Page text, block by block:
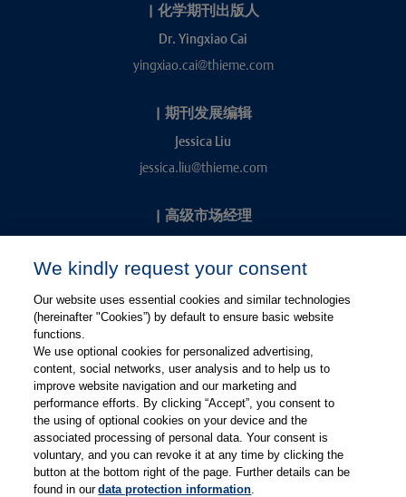
| 化学期刊出版人
Dr. Yingxiao Cai
yingxiao.cai@thieme.com
| 期刊发展编辑
Jessica Liu
jessica.liu@thieme.com
| 高级市场经理
kevin.chang@thieme.com
关注微博
关注微信
有关Thieme图书翻译及版权业务，请联系：rights@thieme.de
We kindly request your consent
Our website uses essential cookies and similar technologies
(hereinafter "Cookies”) by default to ensure basic website
functions.
We use optional cookies for personalized advertising,
content, social networks, user analysis and to help us to
improve website navigation and our marketing and
performance efforts. By clicking “Accept”, you consent to
the using of optional cookies on your device and the
associated processing of personal data. Your consent is
voluntary, and you can revoke it at any time by clicking the
button at the bottom right of the page. Further details can be
found in ourdata protection information.